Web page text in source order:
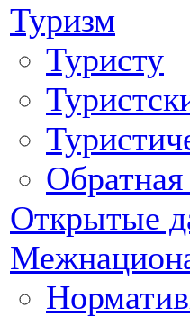
Туризм
Туристу
Обратная
Открытые